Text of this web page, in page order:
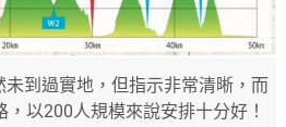
到過實地，但指示非常清晰，而
以200人規模來說安排十分好！